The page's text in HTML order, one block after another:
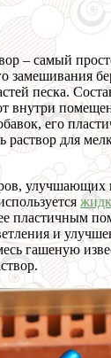
– самый
замешивания
песка.
внутри
его
раствор для
улучшающих
пластичным
и
гашеную